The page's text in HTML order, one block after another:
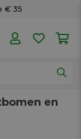
€ 35
en